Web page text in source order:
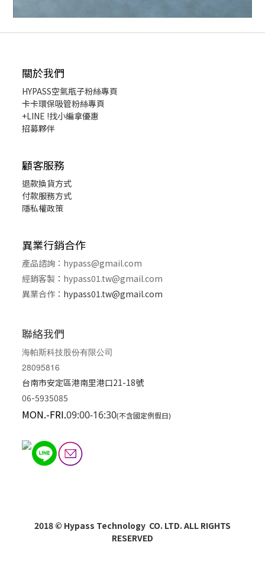
關於我們
HYPASS空氣瓶子粉絲專頁
卡卡環保吸管粉絲專頁
+LINE !找小編拿優惠
招募夥伴
顧客服務
退款換貨方式
付款服務方式
隱私權政策
異業行銷合作
產品諮詢： hypass@gmail.com
經銷客製 ： hypass01.tw@gmail.com
異業合作 ： hypass01.tw@gmail.com
聯絡我們
海帕斯科技股份有限公司
28095816
台南市安定區港南里港口21-18號
06-5935085
MON.-FRI.09:00-16:30(不含國定例假日)
2018 © Hypass Technology CO. LTD. ALL RIGHTS
RESERVED